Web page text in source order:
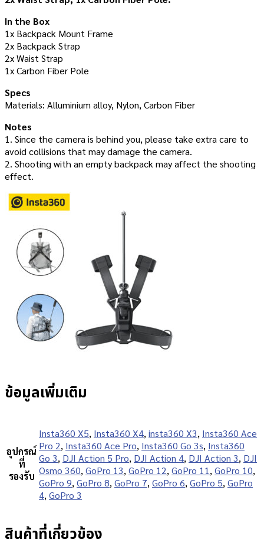
In the Box
1x Backpack Mount Frame
2x Backpack Strap
2x Waist Strap
1x Carbon Fiber Pole
Specs
Materials: Alluminium alloy, Nylon, Carbon Fiber
Notes
1. Since the camera is behind you, please take extra care to
avoid collisions that may damage the camera.
2. Shooting with an empty backpack may affect the shooting
effect.
ข้อมูลเพิ่มเติม
อุปกรณ์
ที่
รองรับ
Insta360 X5, Insta360 X4, insta360 X3, Insta360 Ace
Pro 2, Insta360 Ace Pro, Insta360 Go 3s, Insta360
Go 3, DJI Action 5 Pro, DJI Action 4, DJI Action 3, DJI
Osmo 360, GoPro 13, GoPro 12, GoPro 11 , GoPro 10,
GoPro 9, GoPro 8, GoPro 7, GoPro 6, GoPro 5, GoPro
4, GoPro 3
สินค้าที่เกี่ยวข้อง